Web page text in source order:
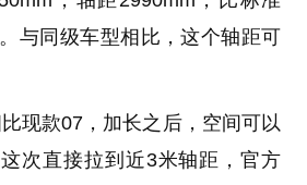
与同级车型相比，这个轴距可
现款07，加长之后，空间可以
次直接拉到近3米轴距，官方